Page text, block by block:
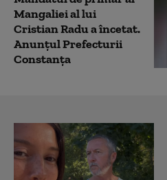
Mangaliei al lui
Cristian Radu a încetat.
Anunțul Prefecturii
Constanța